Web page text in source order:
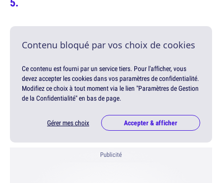
Contenu bloqué par vos choix de cookies
Ce contenu est fourni par un service tiers. Pour l'afficher, vous
devez accepter les cookies dans vos paramètres de confidentialité.
Modifiez ce choix à tout moment via le lien "Paramètres de Gestion
de la Confidentialité" en bas de page.
Gérer mes choix Accepter & afficher
Publicité